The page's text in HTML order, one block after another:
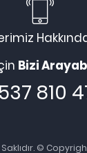
Bizi
810
©